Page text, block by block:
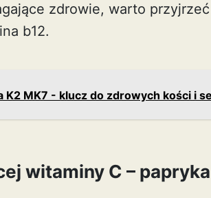
zdrowie, warto
b12.
K2 MK7 - klucz do zdrowych kości i
witaminy C –